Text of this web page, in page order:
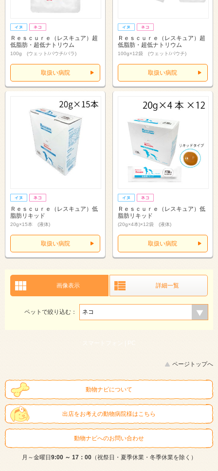
Ｒｅｓｃｕｒｅ（レスキュア）超
低脂肪・超低ナトリウム
100g (ウェット/パウチ/バラ)
取扱い病院
Ｒｅｓｃｕｒｅ（レスキュア）超
低脂肪・超低ナトリウム
100g×12袋 (ウェット/パウチ)
取扱い病院
Ｒｅｓｃｕｒｅ（レスキュア）低
脂肪リキッド
20g×15本 (液体)
取扱い病院
Ｒｅｓｃｕｒｅ（レスキュア）低
脂肪リキッド
(20g×4本)×12袋 (液体)
取扱い病院
画像表示 詳細一覧
ペットで絞り込む：
スマートフォン | PC
ページトップへ
動物ナビについて
出店をお考えの動物病院様はこちら
動物ナビへのお問い合わせ
月～金曜日9:00 ～ 17：00（祝祭日・夏季休業・冬季休業を除く）